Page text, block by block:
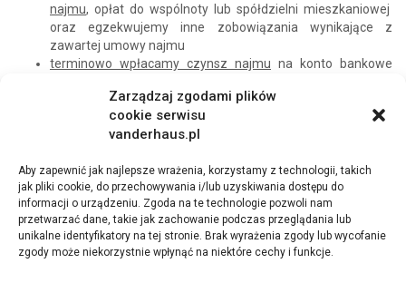
Zarządzaj zgodami plików
cookie serwisu
vanderhaus.pl
Aby zapewnić jak najlepsze wrażenia, korzystamy z technologii, takich
jak pliki cookie, do przechowywania i/lub uzyskiwania dostępu do
informacji o urządzeniu. Zgoda na te technologie pozwoli nam
przetwarzać dane, takie jak zachowanie podczas przeglądania lub
unikalne identyfikatory na tej stronie. Brak wyrażenia zgody lub wycofanie
zgody może niekorzystnie wpłynąć na niektóre cechy i funkcje.
najmu, opłat do wspólnoty lub spółdzielni mieszkaniowej
oraz egzekwujemy inne zobowiązania wynikające z
zawartej umowy najmu
terminowo wpłacamy czynsz najmu na konto bankowe
niezwłocznie informujemy Właściciela o zaległościach
najemcy w należnych opłatach
doręczamy w razie potrzeby dłużnikom pisma
pośredniczymy w występowaniu na drogę postępowania
sądowego)
przygotowujemy aneksydotyczące zmian w umowach
najmu
koordynujemy drobne bieżące naprawyoraz usuwanie
usterek, obsługa sprawdzonych ekip techniczno –